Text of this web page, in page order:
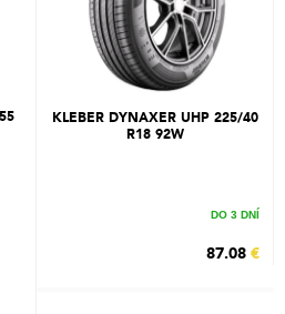
KLEBER DYNAXER UHP 225/40
R18 92W
DO 3 DNÍ
87.08 €